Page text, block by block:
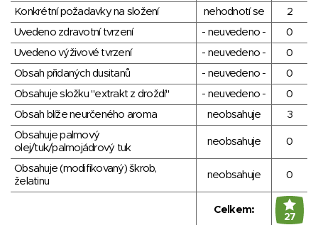
Konkrétní požadavky na složení
nehodnotí se
2
Uvedeno zdravotní tvrzení
- neuvedeno -
0
Uvedeno výživové tvrzení
- neuvedeno -
0
Obsah přidaných dusitanů
- neuvedeno -
0
Obsahuje složku "extrakt z droždí"
- neuvedeno -
0
Obsah blíže neurčeného aroma
neobsahuje
3
Obsahuje palmový
olej/tuk/palmojádrový tuk
neobsahuje 0
Obsahuje (modifikovaný) škrob,
želatinu
neobsahuje 0
Celkem:
27